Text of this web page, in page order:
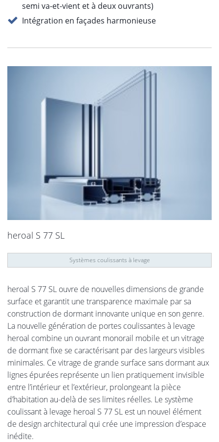
semi va-et-vient et à deux ouvrants)
Intégration en façades harmonieuse
heroal S 77 SL
Systèmes coulissants à levage
heroal S 77 SL ouvre de nouvelles dimensions de grande
surface et garantit une transparence maximale par sa
construction de dormant innovante unique en son genre.
La nouvelle génération de portes coulissantes à levage
heroal combine un ouvrant monorail mobile et un vitrage
de dormant fixe se caractérisant par des largeurs visibles
minimales. Ce vitrage de grande surface sans dormant aux
lignes épurées représente un lien pratiquement invisible
entre l’intérieur et l’extérieur, prolongeant la pièce
d’habitation au-delà de ses limites réelles. Le système
coulissant à levage heroal S 77 SL est un nouvel élément
de design architectural qui crée une impression d’espace
inédite.